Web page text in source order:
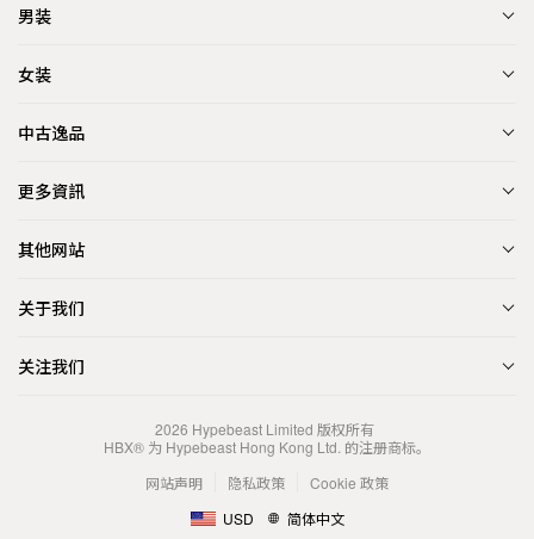
男装
女装
中古逸品
更多資訊
其他网站
关于我们
关注我们
2026 Hypebeast Limited 版权所有
HBX® 为 Hypebeast Hong Kong Ltd. 的注册商标。
网站声明
隐私政策
Cookie 政策
USD
简体中文